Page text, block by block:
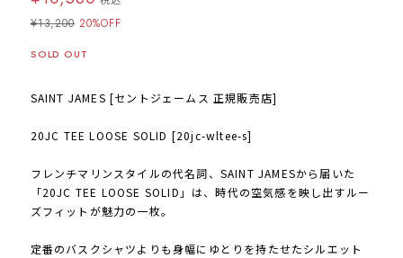
¥13,200 20%OFF
SOLD OUT
SAINT JAMES [セントジェームス 正規販売店]
20JC TEE LOOSE SOLID [20jc-wltee-s]
フレンチマリンスタイルの代名詞、SAINT JAMESから届いた
「20JC TEE LOOSE SOLID」は、時代の空気感を映し出すルー
ズフィットが魅力の一枚。
定番のバスクシャツよりも身幅にゆとりを持たせたシルエット